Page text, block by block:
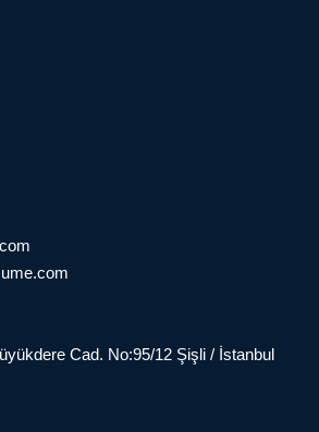
Cad. No:95/12 Şişli / İstanbul